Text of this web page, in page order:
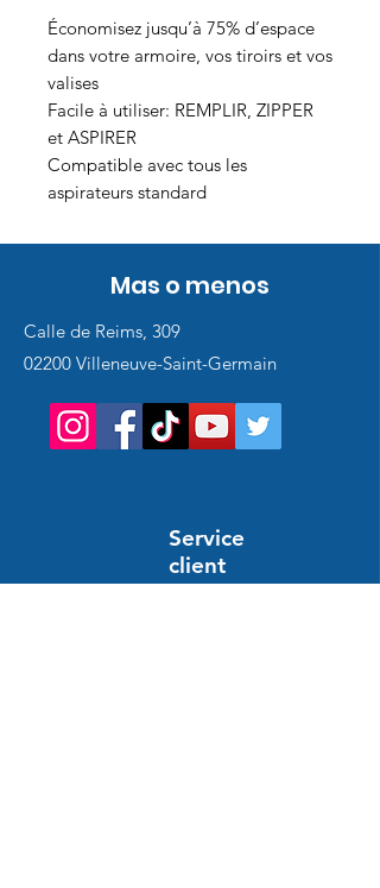
Économisez jusqu’à 75% d’espace
dans votre armoire, vos tiroirs et vos
valises
Facile à utiliser: REMPLIR, ZIPPER
et ASPIRER
Compatible avec tous les
aspirateurs standard
Mas o menos
Calle de Reims, 309
02200 Villeneuve-Saint-Germain
Service
client